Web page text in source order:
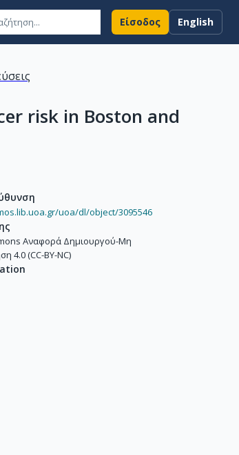
Είσοδος English
risk in Boston and
uoa/dl/object/3095546
Αναφορά Δημιουργού-Μη
4.0 (CC-BY-NC)